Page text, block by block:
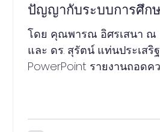
ปัญญากับระบบการศึกษ
โดย คุณพารณ อิศรเสนา ณ
และ ดร. สุรัตน์ แท่นประเสริ
PowerPoint รายงานถอดคว